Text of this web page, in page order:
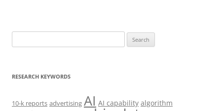
for:
RESEARCH KEYWORDS
10-k reports advertising AI AI capability algorithm